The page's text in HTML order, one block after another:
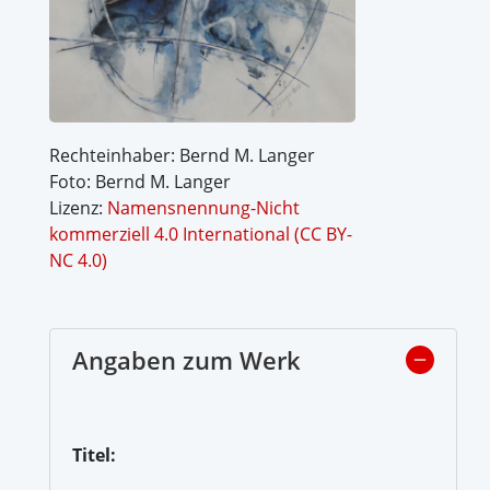
Rechteinhaber: Bernd M. Langer
Foto: Bernd M. Langer
Lizenz: Namensnennung-Nicht
kommerziell 4.0 International (CC BY-
NC 4.0)
Angaben zum Werk
Titel: